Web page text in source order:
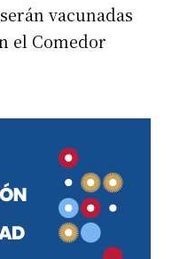
vacunadas
el Comedor